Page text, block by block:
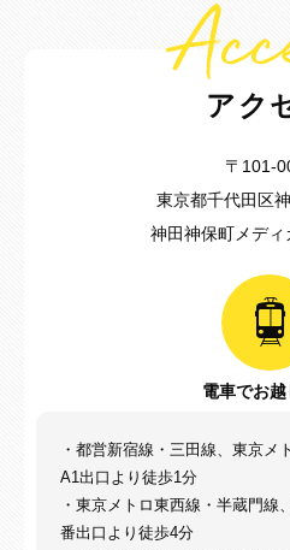
アク
〒101-
東京都千代田区
神田神保町メデ
電車でお
・都営新宿線・三田線、東京メ
A1出口より徒歩1分
・東京メトロ東西線・半蔵門線
番出口より徒歩4分